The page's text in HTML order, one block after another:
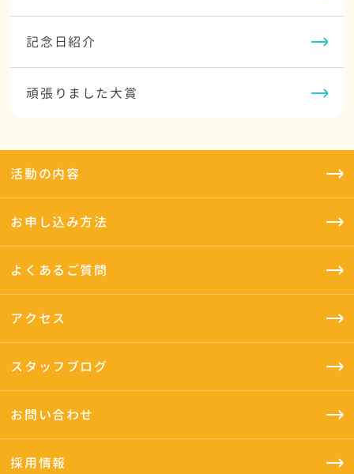
記念日紹介
頑張りました大賞
活動の内容
お申し込み方法
よくあるご質問
アクセス
スタッフブログ
お問い合わせ
採用情報